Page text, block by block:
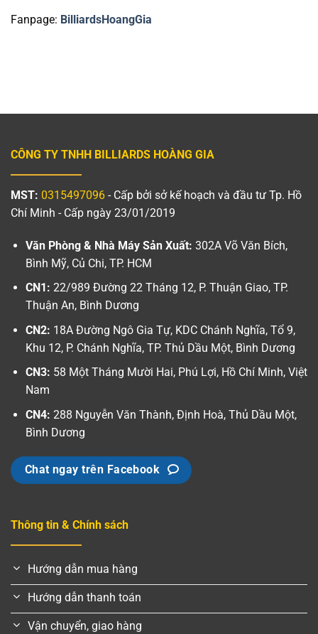
Fanpage: BilliardsHoangGia
CÔNG TY TNHH BILLIARDS HOÀNG GIA
MST: 0315497096 - Cấp bởi sở kế hoạch và đầu tư Tp. Hồ
Chí Minh - Cấp ngày 23/01/2019
Văn Phòng & Nhà Máy Sản Xuất: 302A Võ Văn Bích,
Bình Mỹ, Củ Chi, TP. HCM
CN1: 22/989 Đường 22 Tháng 12, P. Thuận Giao, TP.
Thuận An, Bình Dương
CN2: 18A Đường Ngô Gia Tự, KDC Chánh Nghĩa, Tổ 9,
Khu 12, P. Chánh Nghĩa, TP. Thủ Dầu Một, Bình Dương
CN3: 58 Một Tháng Mười Hai, Phú Lợi, Hồ Chí Minh, Việt
Nam
CN4: 288 Nguyễn Văn Thành, Định Hoà, Thủ Dầu Một,
Bình Dương
Chat ngay trên Facebook
Thông tin & Chính sách
Hướng dẫn mua hàng
Hướng dẫn thanh toán
Vận chuyển, giao hàng